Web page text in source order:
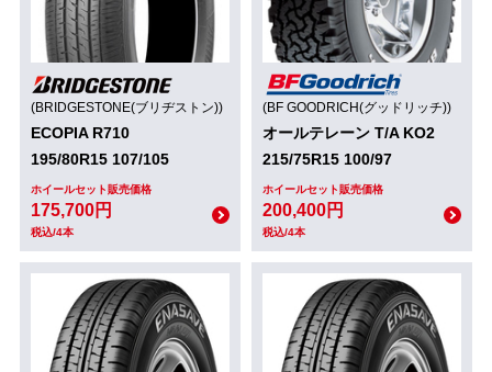
(BRIDGESTONE(ブリヂストン))
ECOPIA R710
195/80R15 107/105
ホイールセット販売価格
175,700円
税込/4本
(BF GOODRICH(グッドリッチ))
オールテレーン T/A KO2
215/75R15 100/97
ホイールセット販売価格
200,400円
税込/4本